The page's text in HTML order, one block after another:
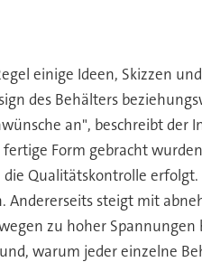
einige Ideen, Skizzen
des Behälters
an", beschreibt der
Form gebracht
Qualitätskontrolle
Andererseits steigt mit
zu hoher
warum jeder einzelne